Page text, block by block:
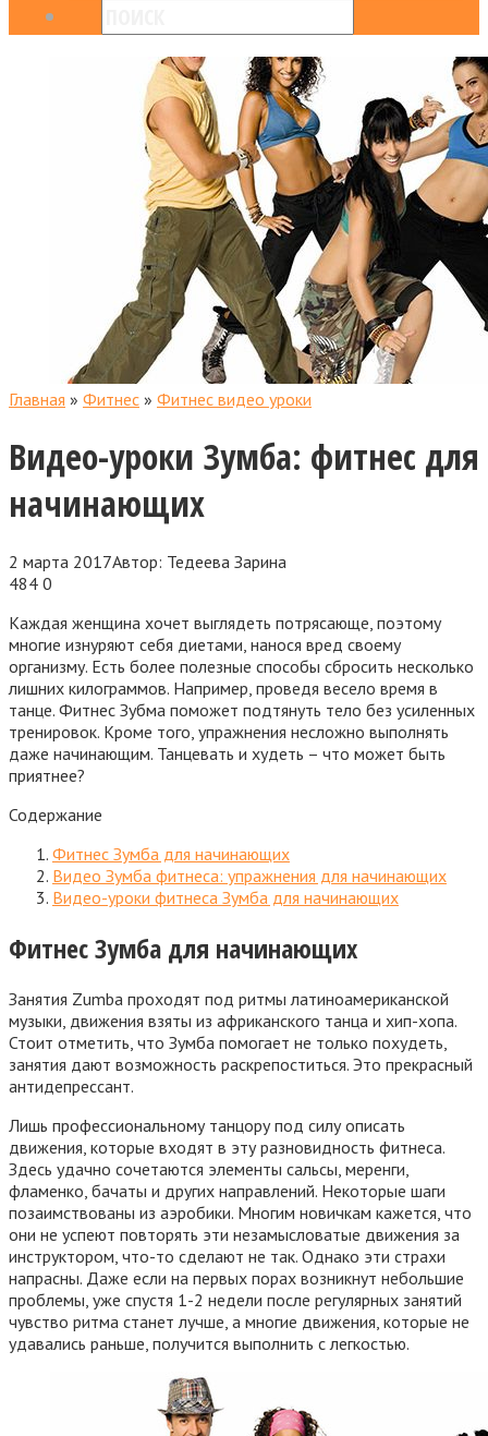
Главная » Фитнес » Фитнес видео уроки
Видео-уроки Зумба: фитнес для
начинающих
2 марта 2017Автор: Тедеева Зарина
484 0
Каждая женщина хочет выглядеть потрясающе, поэтому
многие изнуряют себя диетами, нанося вред своему
организму. Есть более полезные способы сбросить несколько
лишних килограммов. Например, проведя весело время в
танце. Фитнес Зубма поможет подтянуть тело без усиленных
тренировок. Кроме того, упражнения несложно выполнять
даже начинающим. Танцевать и худеть – что может быть
приятнее?
Содержание
Фитнес Зумба для начинающих
Видео Зумба фитнеса: упражнения для начинающих
Видео-уроки фитнеса Зумба для начинающих
Фитнес Зумба для начинающих
Занятия Zumba проходят под ритмы латиноамериканской
музыки, движения взяты из африканского танца и хип-хопа.
Стоит отметить, что Зумба помогает не только похудеть,
занятия дают возможность раскрепоститься. Это прекрасный
антидепрессант.
Лишь профессиональному танцору под силу описать
движения, которые входят в эту разновидность фитнеса.
Здесь удачно сочетаются элементы сальсы, меренги,
фламенко, бачаты и других направлений. Некоторые шаги
позаимствованы из аэробики. Многим новичкам кажется, что
они не успеют повторять эти незамысловатые движения за
инструктором, что-то сделают не так. Однако эти страхи
напрасны. Даже если на первых порах возникнут небольшие
проблемы, уже спустя 1-2 недели после регулярных занятий
чувство ритма станет лучше, а многие движения, которые не
удавались раньше, получится выполнить с легкостью.